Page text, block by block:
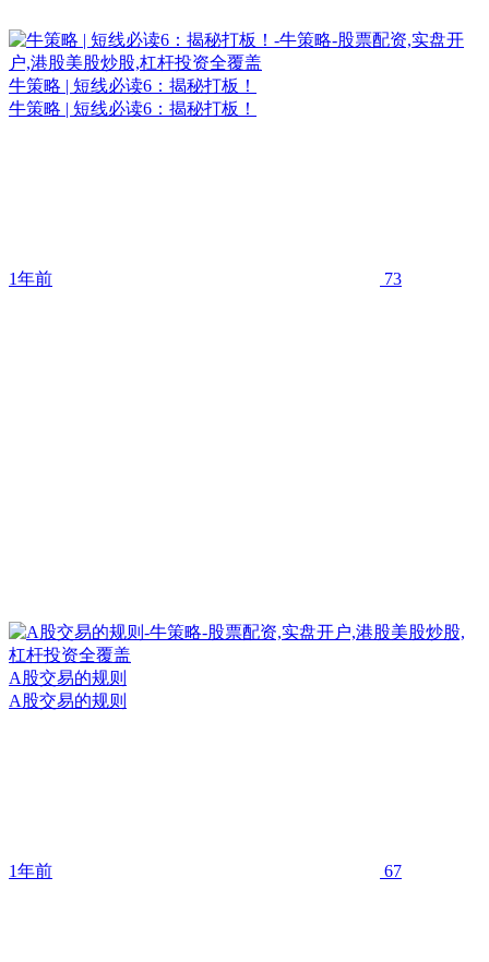
牛策略 | 短线必读6：揭秘打板！
牛策略 | 短线必读6：揭秘打板！
1年前 73
A股交易的规则
A股交易的规则
1年前 67